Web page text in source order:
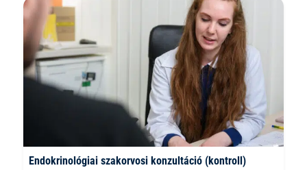
Endokrinológiai szakorvosi konzultáció (kontroll)